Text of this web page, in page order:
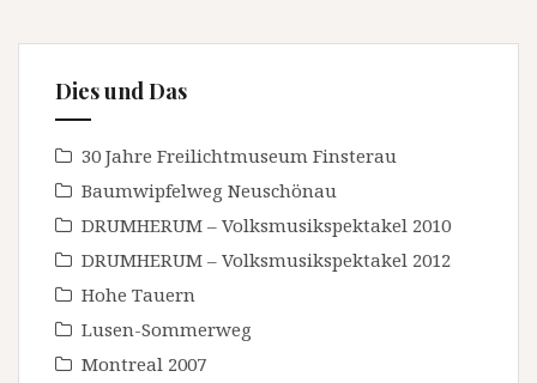
Dies und Das
30 Jahre Freilichtmuseum Finsterau
Baumwipfelweg Neuschönau
DRUMHERUM – Volksmusikspektakel 2010
DRUMHERUM – Volksmusikspektakel 2012
Hohe Tauern
Lusen-Sommerweg
Montreal 2007